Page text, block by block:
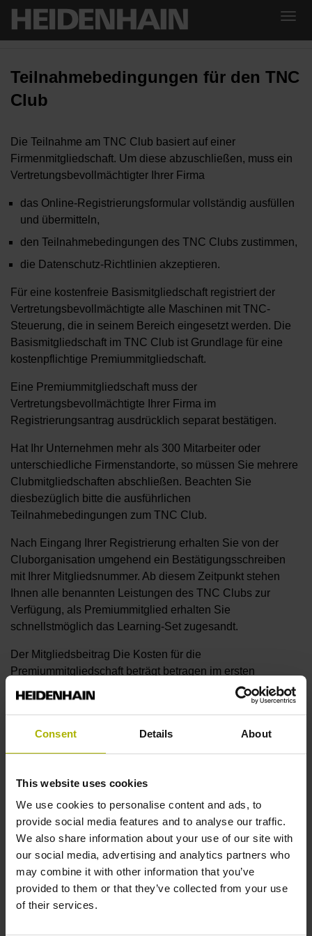
Consent Details About
This website uses cookies
We use cookies to personalise content and ads, to
provide social media features and to analyse our traffic.
We also share information about your use of our site with
our social media, advertising and analytics partners who
may combine it with other information that you’ve
provided to them or that they’ve collected from your use
of their services.
Teilnahmebedingungen für den TNC
Club
Die Teilnahme am TNC Club basiert auf einer
Firmenmitgliedschaft. Um diese abzuschließen, muss ein
Vertretungsbevollmächtigter Ihrer Firma
das Online-Registrierungsformular vollständig ausfüllen
und übermitteln,
den Teilnahmebedingungen des TNC Clubs zustimmen,
die Datenschutz-Richtlinien akzeptieren.
Für eine kostenfreie Basismitgliedschaft registriert der
Vertretungsbevollmächtigte alle Maschinen mit TNC-
Steuerung, die in seinem Bereich eingesetzt werden. Die
Basismitgliedschaft im TNC Club ist Grundlage für eine
kostenpflichtige Premiummitgliedschaft.
Eine Premiummitgliedschaft muss der
Vertretungsbevollmächtigte Ihrer Firma im
Registrierungsantrag ausdrücklich separat bestätigen.
Hat Ihr Unternehmen mehr als 300 Mitarbeiter oder
unterschiedliche Firmenstandorte, so müssen Sie mehrere
Clubmitgliedschaften abschließen. Beachten Sie
diesbezüglich bitte die ausführlichen
Teilnahmebedingungen zum TNC Club.
Nach Eingang Ihrer Registrierung erhalten Sie von der
Cluborganisation umgehend ein Bestätigungsschreiben
mit Ihrer Mitgliedsnummer. Ab diesem Zeitpunkt stehen
Ihnen alle benannten Leistungen des TNC Clubs zur
Verfügung, als Premiummitglied erhalten Sie
schnellstmöglich das Learning-Set zugesandt.
Der Mitgliedsbeitrag Die Kosten für die
Premiummitgliedschaft beträgt betragen im ersten
Mitgliedsjahr 950 € (zzgl. MwSt.) bzw. 2350 € (zzgl. MwSt.)
bei Wahl des Programmierplatzes mit Bedienpult. Ab dem
Mitgliedsbeitrag auf 500 € (zzgl. MwSt.).
Unabhängig vom Antragszeitpunkt wird immer der volle
Jahresbeitrag fällig. Ein Austritt ist jederzeit und ohne
Angabe von Gründen möglich. Ein TNC Club Mitglied
kann die Mitgliedschaft schriftlich kündigen. Die
Kündigung muss HEIDENHAIN schriftlich bis zum 31.12.
eines Kalenderjahres mitgeteilt werden. Der Austritt wird
zum 31.03. des Folgejahres wirksam. Bereits bezahlte
Mitgliedsbeiträge werden nicht zurückerstattet. Ein
ab dem Folgejahr des Austritts möglich. Das kostenfreie